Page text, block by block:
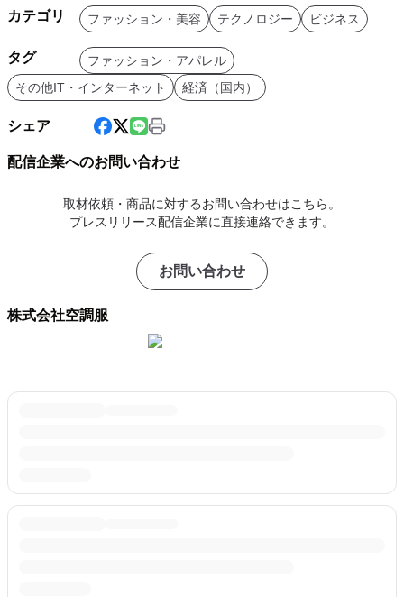
カテゴリ ファッション・美容 テクノロジー ビジネス
タグ
ファッション・アパレル
その他IT・インターネット
経済（国内）
シェア
配信企業へのお問い合わせ
取材依頼・商品に対するお問い合わせはこちら。
プレスリリース配信企業に直接連絡できます。
お問い合わせ
株式会社空調服